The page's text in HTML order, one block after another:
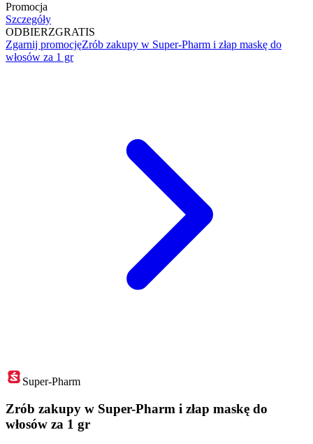
Promocja
Szczegóły
ODBIERZGRATIS
Zgarnij promocjęZrób zakupy w Super-Pharm i złap maskę do
włosów za 1 gr
Super-Pharm
Zrób zakupy w Super-Pharm i złap maskę do
włosów za 1 gr